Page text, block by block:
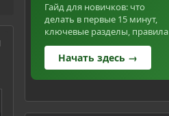
Гайд для новичков: что
делать в первые 15 минут,
ключевые разделы, правила
Начать здесь →